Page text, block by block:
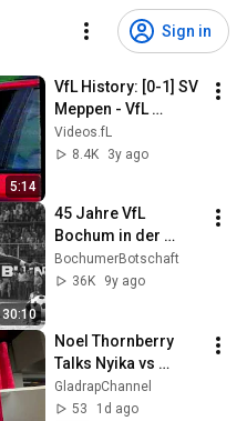
Sign in
5:14
VfL History: [0-1] SV
Meppen - VfL
Bochum 28.07.1993
- 5000 Bochumer
Videos.fL
8.4K
3y ago
30:10
45 Jahre VfL
Bochum in der
Bundesliga
BochumerBotschaft
36K
9y ago
Noel Thornberry
Talks Nyika vs
Masson | Coach’s
Fight Breakdown
GladrapChannel
53
1d ago